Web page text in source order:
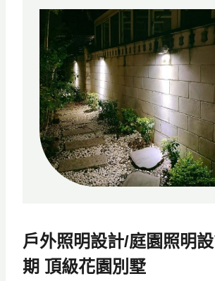
戶外照明設計/庭園照明
期 頂級花園別墅